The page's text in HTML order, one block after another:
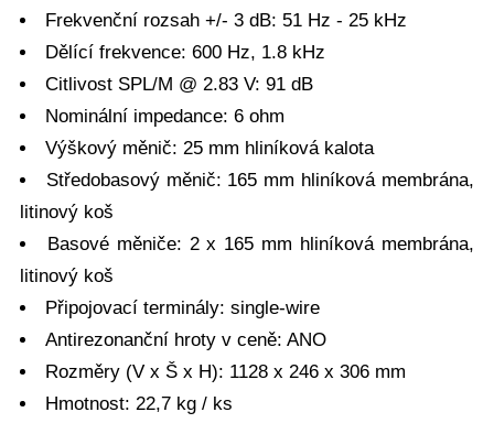
Frekvenční rozsah +/- 3 dB: 51 Hz - 25 kHz
Dělící frekvence: 600 Hz, 1.8 kHz
Citlivost SPL/M @ 2.83 V: 91 dB
Nominální impedance: 6 ohm
Výškový měnič: 25 mm hliníková kalota
Středobasový měnič: 165 mm hliníková membrána,
litinový koš
Basové měniče: 2 x 165 mm hliníková membrána,
litinový koš
Připojovací terminály: single-wire
Antirezonanční hroty v ceně: ANO
Rozměry (V x Š x H): 1128 x 246 x 306 mm
Hmotnost: 22,7 kg / ks